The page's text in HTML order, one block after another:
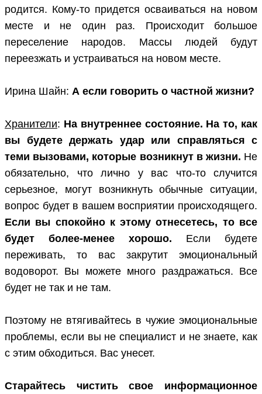
родится. Кому-то придется осваиваться на новом
месте и не один раз. Происходит большое
переселение народов. Массы людей будут
переезжать и устраиваться на новом месте.
Ирина Шайн: А если говорить о частной жизни?
Хранители: На внутреннее состояние. На то, как
вы будете держать удар или справляться с
теми вызовами, которые возникнут в жизни. Не
обязательно, что лично у вас что-то случится
серьезное, могут возникнуть обычные ситуации,
вопрос будет в вашем восприятии происходящего.
Если вы спокойно к этому отнесетесь, то все
будет более-менее хорошо. Если будете
переживать, то вас закрутит эмоциональный
водоворот. Вы можете много раздражаться. Все
будет не так и не там.
Поэтому не втягивайтесь в чужие эмоциональные
проблемы, если вы не специалист и не знаете, как
с этим обходиться. Вас унесет.
Старайтесь чистить свое информационное